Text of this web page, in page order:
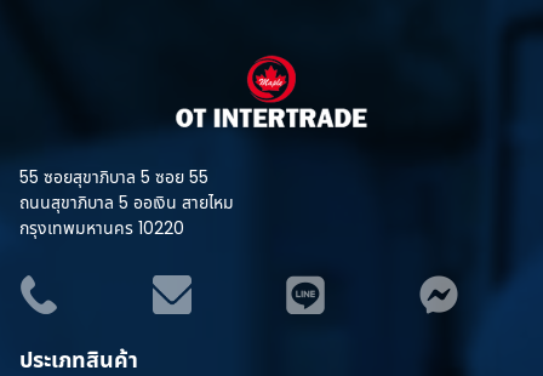
55 ซอยสุขาภิบาล 5 ซอย 55
ถนนสุขาภิบาล 5 ออเงิน สายไหม
กรุงเทพมหานคร 10220
ประเภทสินค้า